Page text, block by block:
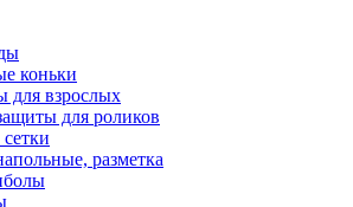
коньки
для взрослых
для роликов
разметка